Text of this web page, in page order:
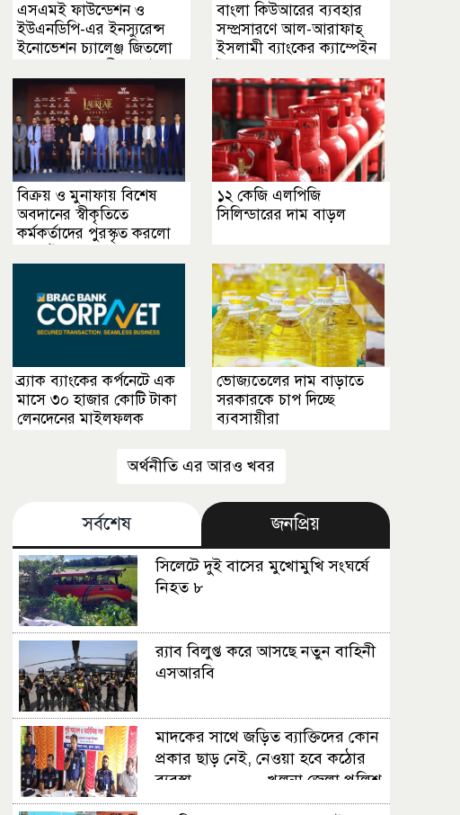
এসএমই ফাউন্ডেশন ও
ইউএনডিপি-এর ইনস্যুরেন্স
ইনোভেশন চ্যালেঞ্জ জিতলো
বাংলা কিউআরের ব্যবহার
সম্প্রসারণে আল-আরাফাহ্
ইসলামী ব্যাংকের ক্যাম্পেইন
বিক্রয় ও মুনাফায় বিশেষ
অবদানের স্বীকৃতিতে
কর্মকর্তাদের পুরস্কৃত করলো
১২ কেজি এলপিজি
সিলিন্ডারের দাম বাড়ল
ব্র্যাক ব্যাংকের কর্পনেটে এক
মাসে ৩০ হাজার কোটি টাকা
লেনদেনের মাইলফলক
ভোজ্যতেলের দাম বাড়াতে
সরকারকে চাপ দিচ্ছে
ব্যবসায়ীরা
অর্থনীতি এর আরও খবর
সর্বশেষ জনপ্রিয়
সিলেটে দুই বাসের মুখোমুখি সংঘর্ষে
নিহত ৮
র‍্যাব বিলুপ্ত করে আসছে নতুন বাহিনী
এসআরবি
মাদকের সাথে জড়িত ব্যাক্তিদের কোন
প্রকার ছাড় নেই, নেওয়া হবে কঠোর
ব্যবস্থা ................খুলনা জেলা পুলিশ
সুপার